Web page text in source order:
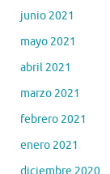
junio 2021
mayo 2021
abril 2021
marzo 2021
febrero 2021
enero 2021